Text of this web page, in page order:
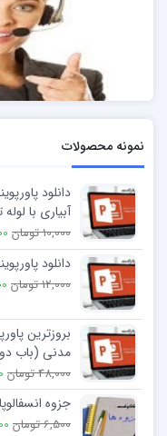
نمونه محصولات
دانلود
آبیاری با لوله
10,000 تومان
دانلود
12,000 تومان
بروزترین
مدنی (باب
48,000 تومان
جزوه
6,500 تومان